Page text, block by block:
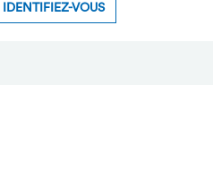
IDENTIFIEZ-VOUS